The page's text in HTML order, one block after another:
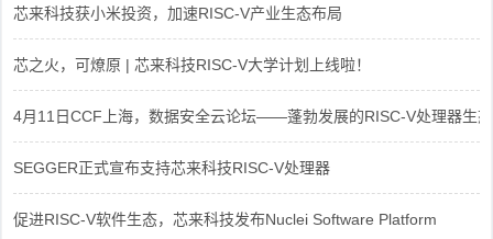
芯来科技获小米投资，加速RISC-V产业生态布局
芯之火，可燎原 | 芯来科技RISC-V大学计划上线啦！
4月11日CCF上海，数据安全云论坛——蓬勃发展的RISC-V处理器生态
SEGGER正式宣布支持芯来科技RISC-V处理器
促进RISC-V软件生态，芯来科技发布Nuclei Software Platform